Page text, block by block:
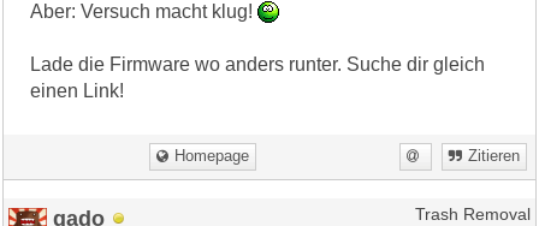
Aber: Versuch macht klug!
Lade die Firmware wo anders runter. Suche dir gleich
einen Link!
Homepage Zitieren
gado Trash Removal